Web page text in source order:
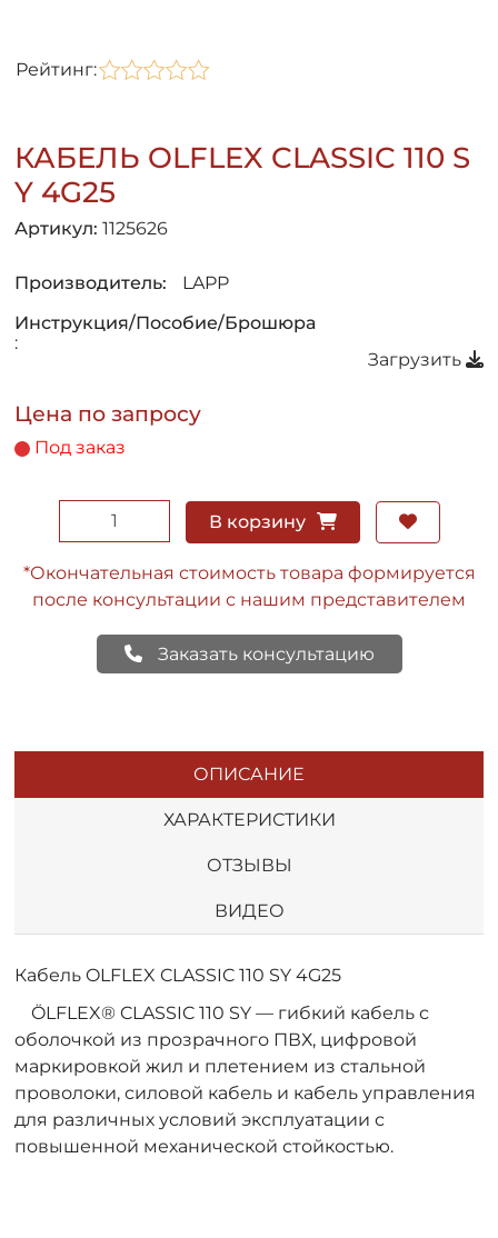
Рейтинг:
КАБЕЛЬ OLFLEX CLASSIC 110 S
Y 4G25
Артикул:1125626
Производитель:
LAPP
Инструкция/Пособие/Брошюра
:
Загрузить
Цена по запросу
Под заказ
В корзину
*Окончательная стоимость товара формируется
после консультации с нашим представителем
Заказать консультацию
ОПИСАНИЕ
ХАРАКТЕРИСТИКИ
ОТЗЫВЫ
ВИДЕО
Кабель OLFLEX CLASSIC 110 SY 4G25
ÖLFLEX® CLASSIC 110 SY — гибкий кабель с
оболочкой из прозрачного ПВХ, цифровой
маркировкой жил и плетением из стальной
проволоки, силовой кабель и кабель управления
для различных условий эксплуатации с
повышенной механической стойкостью.